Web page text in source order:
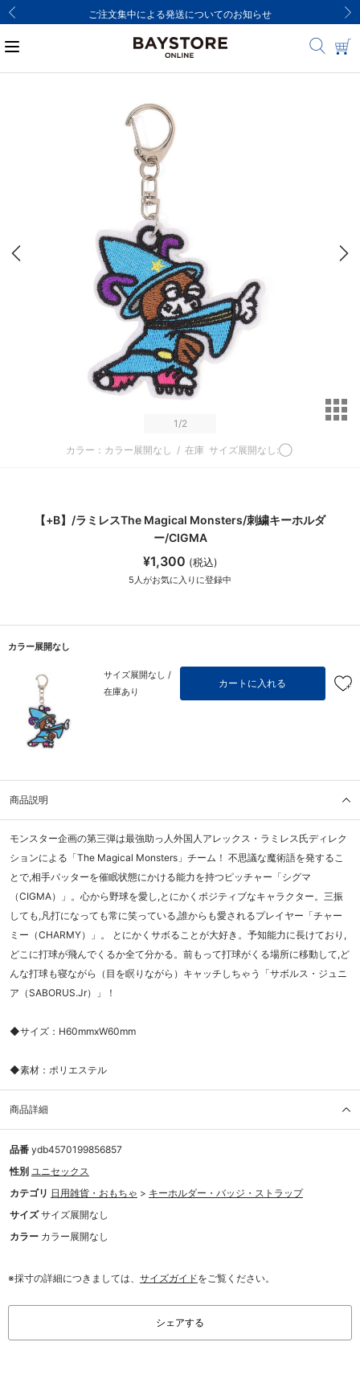
ご注文集中による発送についてのお知らせ
1/2
カラー：カラー展開なし / 在庫 サイズ展開なし:◯
【+B】/ラミレスThe Magical Monsters/刺繍キーホルダ
ー/CIGMA
¥1,300 (税込)
5 人がお気に入りに登録中
カラー展開なし
サイズ展開なし /
在庫あり
カートに入れる
商品説明
モンスター企画の第三弾は最強助っ人外国人アレックス・ラミレス氏ディレク
ションによる「The Magical Monsters」チーム！ 不思議な魔術語を発するこ
とで,相手バッターを催眠状態にかける能力を持つピッチャー「シグマ
（CIGMA）」。心から野球を愛し,とにかくポジティブなキャラクター。三振
しても,凡打になっても常に笑っている,誰からも愛されるプレイヤー「チャー
ミー（CHARMY）」。 とにかくサボることが大好き。予知能力に長けており,
どこに打球が飛んでくるか全て分かる。前もって打球がくる場所に移動して,ど
んな打球も寝ながら（目を瞑りながら）キャッチしちゃう「サボルス・ジュニ
ア（SABORUS.Jr）」！
◆サイズ：H60mmxW60mm
◆素材：ポリエステル
商品詳細
品番 ydb4570199856857
性別 ユニセックス
カテゴリ 日用雑貨・おもちゃ > キーホルダー・バッジ・ストラップ
サイズ サイズ展開なし
カラー カラー展開なし
※採寸の詳細につきましては、 サイズガイドをご覧ください。
シェアする